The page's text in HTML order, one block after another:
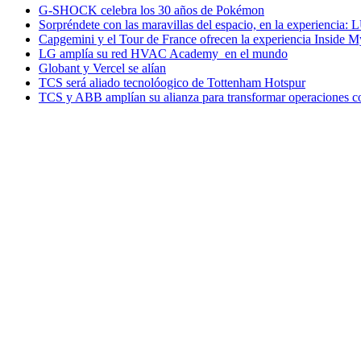
G-SHOCK celebra los 30 años de Pokémon
Sorpréndete con las maravillas del espacio, en la experiencia:
Capgemini y el Tour de France ofrecen la experiencia Inside
LG amplía su red HVAC Academy en el mundo
Globant y Vercel se alían
TCS será aliado tecnolóogico de Tottenham Hotspur
TCS y ABB amplían su alianza para transformar operaciones